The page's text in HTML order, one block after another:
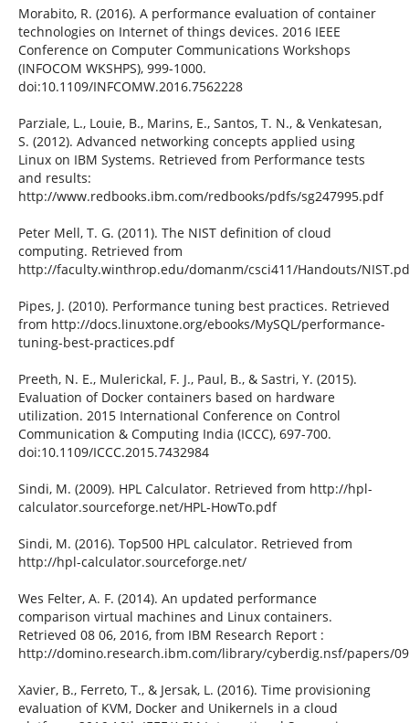
Morabito, R. (2016). A performance evaluation of container
technologies on Internet of things devices. 2016 IEEE
Conference on Computer Communications Workshops
(INFOCOM WKSHPS), 999-1000.
doi:10.1109/INFCOMW.2016.7562228
Parziale, L., Louie, B., Marins, E., Santos, T. N., & Venkatesan,
S. (2012). Advanced networking concepts applied using
Linux on IBM Systems. Retrieved from Performance tests
and results:
http://www.redbooks.ibm.com/redbooks/pdfs/sg247995.pdf
Peter Mell, T. G. (2011). The NIST definition of cloud
computing. Retrieved from
http://faculty.winthrop.edu/domanm/csci411/Handouts/
Pipes, J. (2010). Performance tuning best practices. Retrieved
from http://docs.linuxtone.org/ebooks/MySQL/performance-
tuning-best-practices.pdf
Preeth, N. E., Mulerickal, F. J., Paul, B., & Sastri, Y. (2015).
Evaluation of Docker containers based on hardware
utilization. 2015 International Conference on Control
Communication & Computing India (ICCC), 697-700.
doi:10.1109/ICCC.2015.7432984
Sindi, M. (2009). HPL Calculator. Retrieved from http://hpl-
calculator.sourceforge.net/HPL-HowTo.pdf
Sindi, M. (2016). Top500 HPL calculator. Retrieved from
http://hpl-calculator.sourceforge.net/
Wes Felter, A. F. (2014). An updated performance
comparison virtual machines and Linux containers.
Retrieved 08 06, 2016, from IBM Research Report :
http://domino.research.ibm.com/library/cyberdig.nsf/papers/
Xavier, B., Ferreto, T., & Jersak, L. (2016). Time provisioning
evaluation of KVM, Docker and Unikernels in a cloud